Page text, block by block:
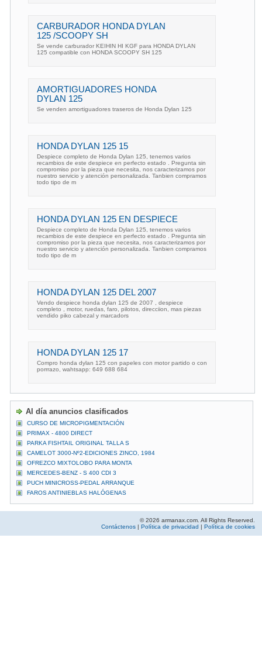
CARBURADOR HONDA DYLAN
125 /SCOOPY SH
Se vende carburador KEIHIN HI KGF para HONDA DYLAN
125 compatible con HONDA SCOOPY SH 125
AMORTIGUADORES HONDA
DYLAN 125
Se venden amortiguadores traseros de Honda Dylan 125
HONDA DYLAN 125 15
Despiece completo de Honda Dylan 125, tenemos varios
recambios de este despiece en perfecto estado . Pregunta sin
compromiso por la pieza que necesita, nos caracterizamos por
nuestro servicio y atención personalizada. Tanbien compramos
todo tipo de m
HONDA DYLAN 125 EN DESPIECE
Despiece completo de Honda Dylan 125, tenemos varios
recambios de este despiece en perfecto estado . Pregunta sin
compromiso por la pieza que necesita, nos caracterizamos por
nuestro servicio y atención personalizada. Tanbien compramos
todo tipo de m
HONDA DYLAN 125 DEL 2007
Vendo despiece honda dylan 125 de 2007 , despiece
completo , motor, ruedas, faro, pilotos, direcciion, mas piezas
vendido piko cabezal y marcadors
HONDA DYLAN 125 17
Compro honda dylan 125 con papeles con motor partido o con
porrrazo, wahtsapp: 649 688 684
Al día anuncios clasificados
CURSO DE MICROPIGMENTACIÓN
PRIMAX - 4800 DIRECT
PARKA FISHTAIL ORIGINAL TALLA S
CAMELOT 3000-Nº2-EDICIONES ZINCO, 1984
OFREZCO MIXTOLOBO PARA MONTA
MERCEDES-BENZ - S 400 CDI 3
PUCH MINICROSS-PEDAL ARRANQUE
FAROS ANTINIEBLAS HALÓGENAS
© 2026 armanax.com. All Rights Reserved.
Contáctenos
Política de privacidad Política de cookies